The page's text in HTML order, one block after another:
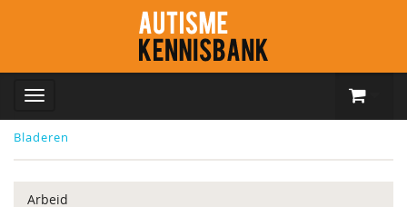
Bladeren
Arbeid